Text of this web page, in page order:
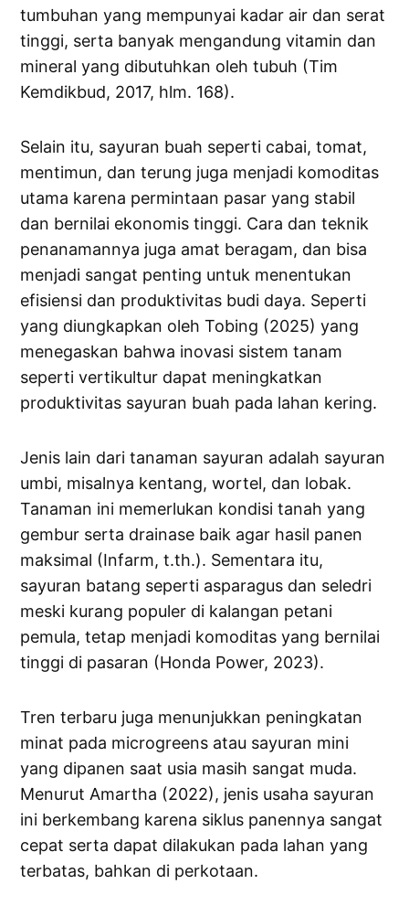
tumbuhan yang mempunyai kadar air dan serat
tinggi, serta banyak mengandung vitamin dan
mineral yang dibutuhkan oleh tubuh (Tim
Kemdikbud, 2017, hlm. 168).
Selain itu, sayuran buah seperti cabai, tomat,
mentimun, dan terung juga menjadi komoditas
utama karena permintaan pasar yang stabil
dan bernilai ekonomis tinggi. Cara dan teknik
penanamannya juga amat beragam, dan bisa
menjadi sangat penting untuk menentukan
efisiensi dan produktivitas budi daya. Seperti
yang diungkapkan oleh Tobing (2025) yang
menegaskan bahwa inovasi sistem tanam
seperti vertikultur dapat meningkatkan
produktivitas sayuran buah pada lahan kering.
Jenis lain dari tanaman sayuran adalah sayuran
umbi, misalnya kentang, wortel, dan lobak.
Tanaman ini memerlukan kondisi tanah yang
gembur serta drainase baik agar hasil panen
maksimal (Infarm, t.th.). Sementara itu,
sayuran batang seperti asparagus dan seledri
meski kurang populer di kalangan petani
pemula, tetap menjadi komoditas yang bernilai
tinggi di pasaran (Honda Power, 2023).
Tren terbaru juga menunjukkan peningkatan
minat pada microgreens atau sayuran mini
yang dipanen saat usia masih sangat muda.
Menurut Amartha (2022), jenis usaha sayuran
ini berkembang karena siklus panennya sangat
cepat serta dapat dilakukan pada lahan yang
terbatas, bahkan di perkotaan.